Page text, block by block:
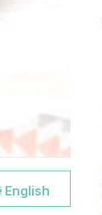
EnglishGo